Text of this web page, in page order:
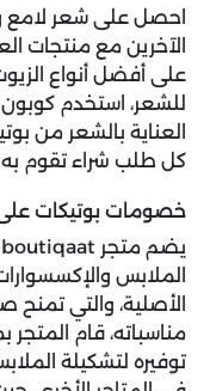
احصل على شعر لامع
الآخرين مع منتجات
على أفضل أنواع
العناية بالشعر من
كل طلب شراء تقوم به
خصومات بوتيكات على
الملابس
الأصلية، والتي تمنح
مناسباته، قام المتجر
توفيره لتشكيلة